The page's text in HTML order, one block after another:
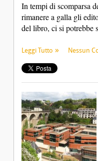
In tempi di scomparsa
rimanere a galla gli
del libro, ci si potrebbe
Leggi Tutto Nessun